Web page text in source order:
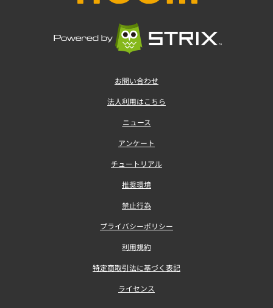
お問い合わせ
法人利用はこちら
ニュース
アンケート
チュートリアル
推奨環境
禁止行為
プライバシーポリシー
利用規約
特定商取引法に基づく表記
ライセンス